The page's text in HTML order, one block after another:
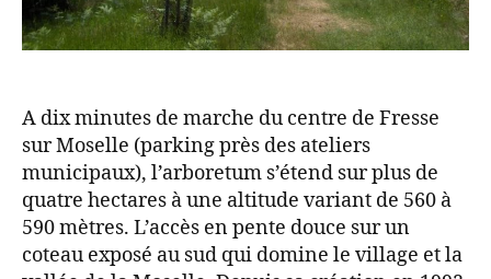
A dix minutes de marche du centre de Fresse
sur Moselle (parking près des ateliers
municipaux), l’arboretum s’étend sur plus de
quatre hectares à une altitude variant de 560 à
590 mètres. L’accès en pente douce sur un
coteau exposé au sud qui domine le village et la